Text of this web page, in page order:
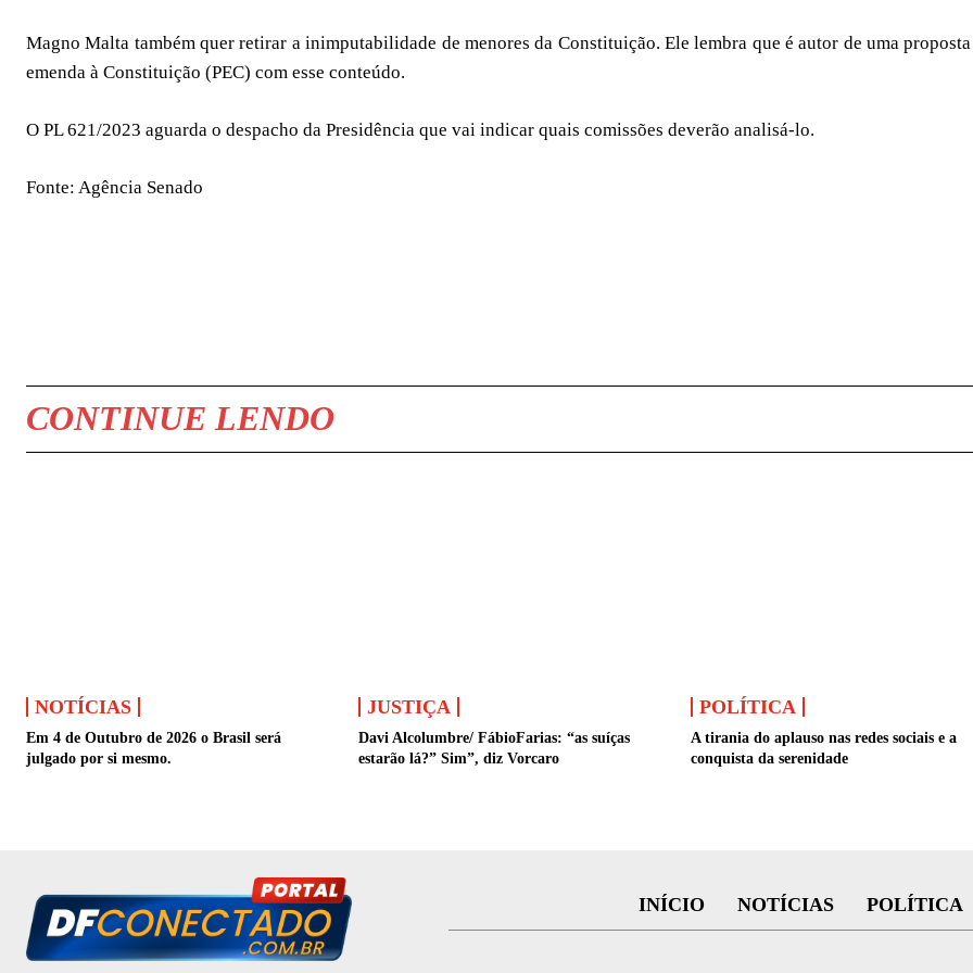
Magno Malta também quer retirar a inimputabilidade de menores da Constituição. Ele lembra que é autor de uma
emenda à Constituição (PEC) com esse conteúdo.
O PL 621/2023 aguarda o despacho da Presidência que vai indicar quais comissões deverão analisá-lo.
Fonte: Agência Senado
CONTINUE LENDO
NOTÍCIAS
Em 4 de Outubro de 2026 o Brasil será
julgado por si mesmo.
JUSTIÇA
Davi Alcolumbre/ FábioFarias: “as suíças
estarão lá?” Sim”, diz Vorcaro
POLÍTICA
A tirania do aplauso nas redes sociais e a
conquista da serenidade
INÍCIO NOTÍCIAS POLÍTICA